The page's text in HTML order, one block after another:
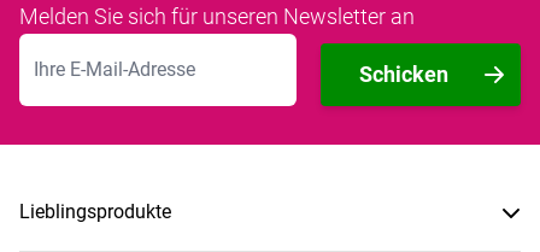
Melden Sie sich für unseren Newsletter an
E-Mailadresse
Schicken
Lieblingsprodukte